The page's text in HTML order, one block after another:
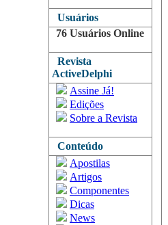
Usuários
76 Usuários Online
Revista
ActiveDelphi
Assine Já!
Edições
Sobre a Revista
Conteúdo
Apostilas
Artigos
Componentes
Dicas
News